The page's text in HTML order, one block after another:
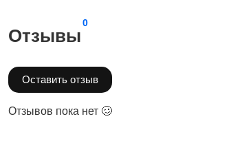
Отзывы
0
Оставить отзыв
Отзывов пока нет 🥴